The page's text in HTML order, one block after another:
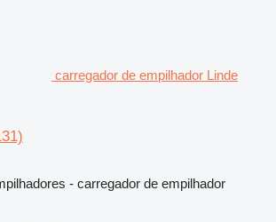
carregador de empilhador Linde
- carregador de empilhador